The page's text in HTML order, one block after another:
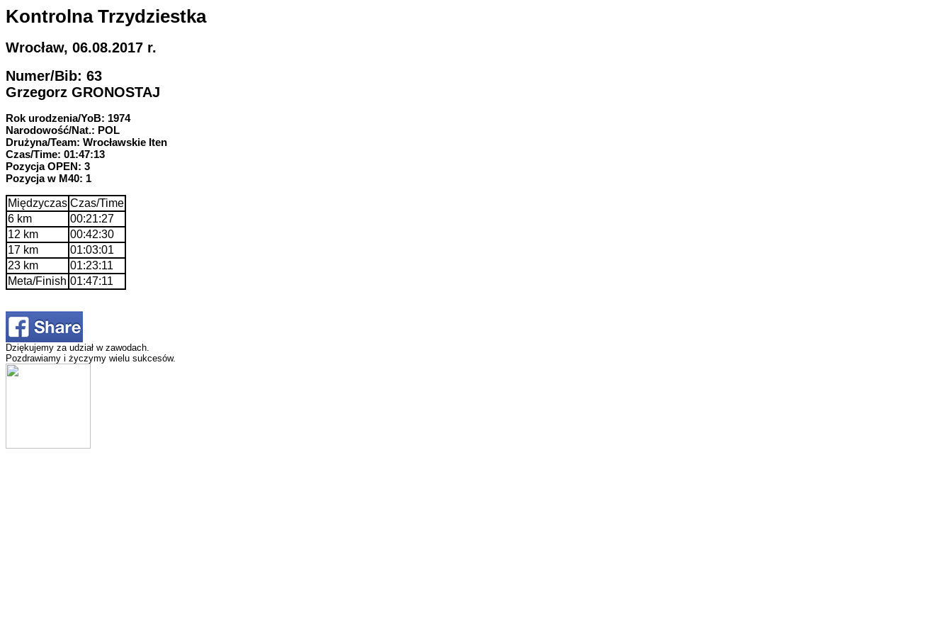
Kontrolna Trzydziestka
Wrocław, 06.08.2017 r.
Numer/Bib: 63
Grzegorz GRONOSTAJ
Rok urodzenia/YoB: 1974
Narodowość/Nat.: POL
Drużyna/Team: Wrocławskie Iten
Czas/Time: 01:47:13
Pozycja OPEN: 3
Pozycja w M40: 1
Międzyczas Czas/Time
6 km
00:21:27
12 km
00:42:30
17 km
01:03:01
23 km
01:23:11
Meta/Finish 01:47:11
Dziękujemy za udział w zawodach.
Pozdrawiamy i życzymy wielu sukcesów.